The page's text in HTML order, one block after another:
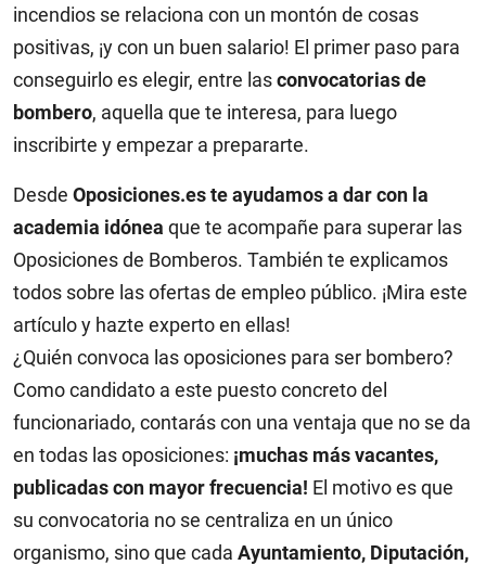
incendios se relaciona con un montón de cosas
positivas, ¡y con un buen salario! El primer paso para
conseguirlo es elegir, entre lasconvocatorias de
bombero, aquella que te interesa, para luego
inscribirte y empezar a prepararte.
Desde Oposiciones.es te ayudamos a dar con la
academia idónea que te acompañe para superar las
Oposiciones de Bomberos. También te explicamos
todos sobre las ofertas de empleo público. ¡Mira este
artículo y hazte experto en ellas!
¿Quién convoca las oposiciones para ser bombero?
Como candidato a este puesto concreto del
funcionariado, contarás con una ventaja que no se da
en todas las oposiciones: ¡muchas más vacantes,
publicadas con mayor frecuencia! El motivo es que
su convocatoria no se centraliza en un único
organismo, sino que cada Ayuntamiento, Diputación,